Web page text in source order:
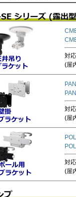
対
(屋
対
(屋
対
(屋